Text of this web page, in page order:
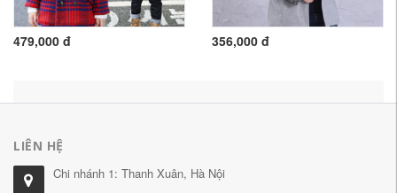
479,000 đ 356,000 đ
LIÊN HỆ
Chi nhánh 1: Thanh Xuân, Hà Nội